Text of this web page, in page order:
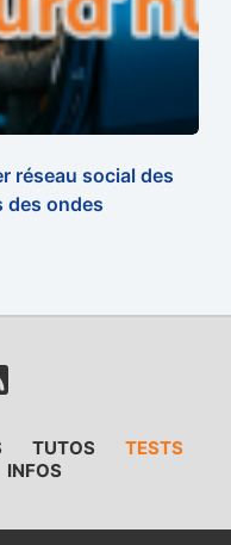
réseau social des
des ondes
TUTOS
TESTS
INFOS